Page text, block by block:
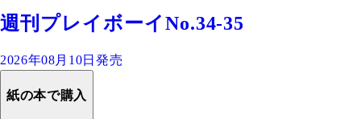
週刊プレイボーイNo.34-35
2026年08月10日発売
紙の本で購入